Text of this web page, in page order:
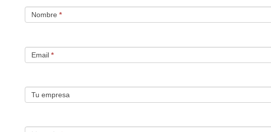
Nombre *
Email *
Tu empresa